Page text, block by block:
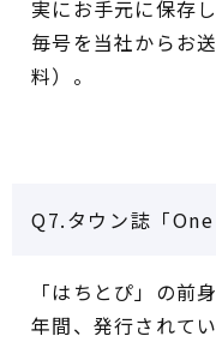
実にお手元に保存
毎号を当社からお
料）。
Q7.タウン誌「
「はちとぴ」の前
年間、発行されて